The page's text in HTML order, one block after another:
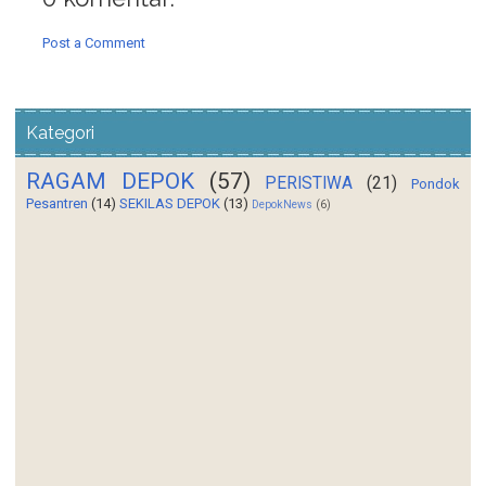
Post a Comment
Kategori
RAGAM DEPOK (57) PERISTIWA (21)
Pondok
Pesantren (14) SEKILAS DEPOK (13) DepokNews (6)